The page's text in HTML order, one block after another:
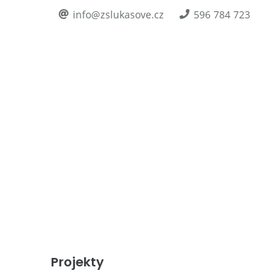
info@zslukasove.cz 596 784 723
Projekty